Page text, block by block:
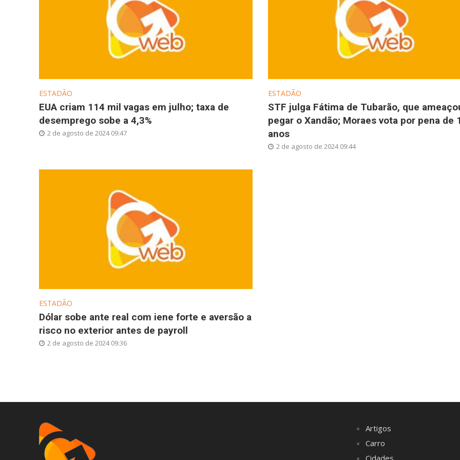
ESTADÃO
EUA criam 114 mil vagas em julho; taxa de
desemprego sobe a 4,3%
2 de agosto de 2024 09:47
ESTADÃO
STF julga Fátima de Tubarão, que
pegar o Xandão; Moraes vota por pena de
anos
2 de agosto de 2024 09:44
ESTADÃO
Dólar sobe ante real com iene forte e aversão a
risco no exterior antes de payroll
2 de agosto de 2024 09:36
Artigos
Carro